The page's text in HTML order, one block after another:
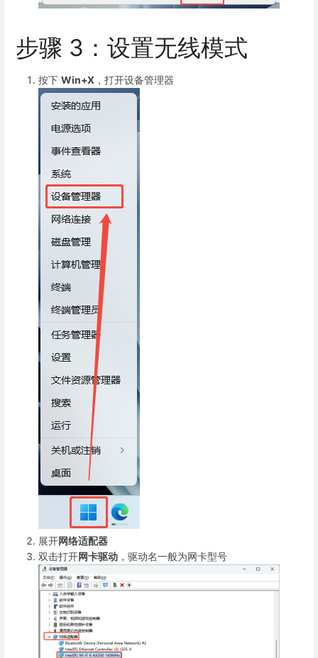
步骤 3：设置无线模式
按下 Win+X ，打开设备管理器
展开网络适配器
双击打开网卡驱动 ，驱动名一般为网卡型号